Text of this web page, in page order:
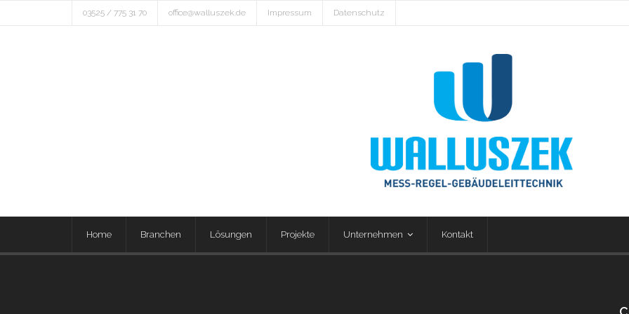
03525 / 775 31 70 office@walluszek.de Impressum Datenschutz
Home Branchen Lösungen Projekte Unternehmen Kontakt